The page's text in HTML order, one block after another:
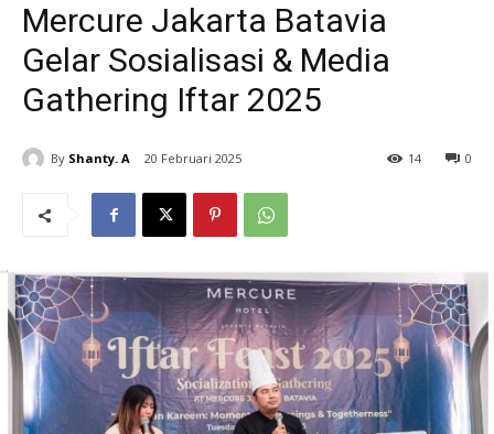
Mercure Jakarta Batavia
Gelar Sosialisasi & Media
Gathering Iftar 2025
By Shanty. A 20 Februari 2025 0
14